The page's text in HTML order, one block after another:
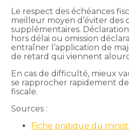
Le respect des échéances
meilleur moyen d’éviter des
supplémentaires.
hors délai ou omission
entraîner l’application de
de retard qui viennent
En cas de difficulté, mieux
se rapprocher rapidement
fiscale.
Sources :
Fiche pratique du